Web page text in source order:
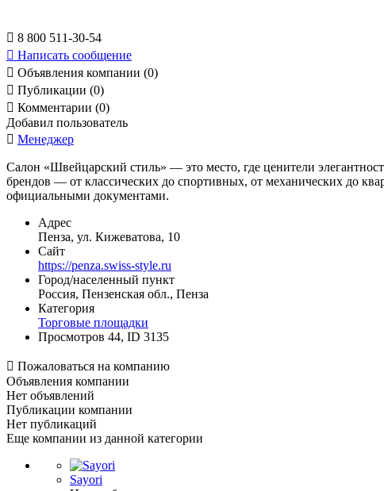
 8 800 511-30-54
 Написать сообщение
 Объявления компании (0)
 Публикации (0)
 Комментарии (0)
Добавил пользователь
 Менеджер
Салон «Швейцарский стиль» — это место, где ценители
брендов — от классических до спортивных, от механических до
официальными документами.
Адрес
Пенза, ул. Кижеватова, 10
Сайт
https://penza.swiss-style.ru
Город/населенный пункт
Россия, Пензенская обл., Пенза
Категория
Торговые площадки
Просмотров 44, ID 3135
 Пожаловаться на компанию
Объявления компании
Нет объявлений
Публикации компании
Нет публикаций
Еще компании из данной категории
Sayori